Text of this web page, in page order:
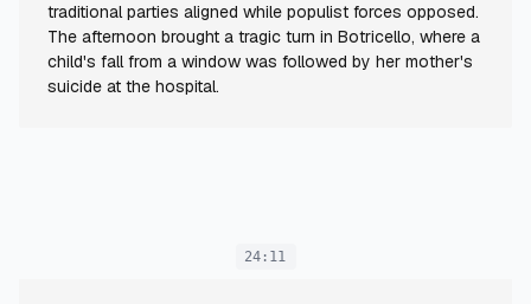
traditional parties aligned while populist forces opposed.
The afternoon brought a tragic turn in Botricello, where a
child's fall from a window was followed by her mother's
suicide at the hospital.
24:11